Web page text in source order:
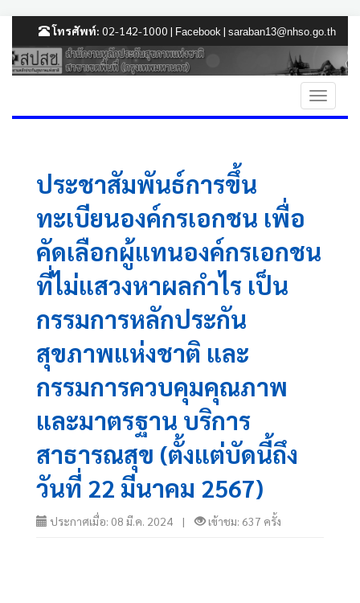
โทรศัพท์: 02-142-1000 | Facebook | saraban13@nhso.go.th
ประชาสัมพันธ์การขึ้น
ทะเบียนองค์กรเอกชน เพื่อ
คัดเลือกผู้แทนองค์กรเอกชน
ที่ไม่แสวงหาผลกำไร เป็น
กรรมการหลักประกัน
สุขภาพแห่งชาติ และ
กรรมการควบคุมคุณภาพ
และมาตรฐาน บริการ
สาธารณสุข (ตั้งแต่บัดนี้ถึง
วันที่ 22 มีนาคม 2567)
ประกาศเมื่อ: 08 มี.ค. 2024 | เข้าชม: 637 ครั้ง